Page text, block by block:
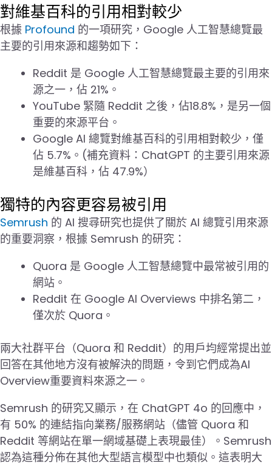
對維基百科的引用相對較少
根據 Profound 的一項研究，Google 人工智慧總覽最
主要的引用來源和趨勢如下：
Reddit 是 Google 人工智慧總覽最主要的引用來
源之一，佔 21%。
YouTube 緊隨 Reddit 之後，佔18.8%，是另一個
重要的來源平台。
Google AI 總覽對維基百科的引用相對較少，僅
佔 5.7%。(補充資料：ChatGPT 的主要引用來源
是維基百科，佔 47.9%）
獨特的內容更容易被引用
Semrush 的 AI 搜尋研究也提供了關於 AI 總覽引用來源
的重要洞察，根據 Semrush 的研究：
Quora 是 Google 人工智慧總覽中最常被引用的
網站。
Reddit 在 Google AI Overviews 中排名第二，
僅次於 Quora。
兩大社群平台（Quora 和 Reddit）的用戶均經常提出並
回答在其他地方沒有被解決的問題，令到它們成為AI
Overview重要資料來源之一。
Semrush 的研究又顯示，在 ChatGPT 4o 的回應中，
有 50% 的連結指向業務/服務網站（儘管 Quora 和
Reddit 等網站在單一網域基礎上表現最佳）。Semrush
認為這種分佈在其他大型語言模型中也類似。這表明大